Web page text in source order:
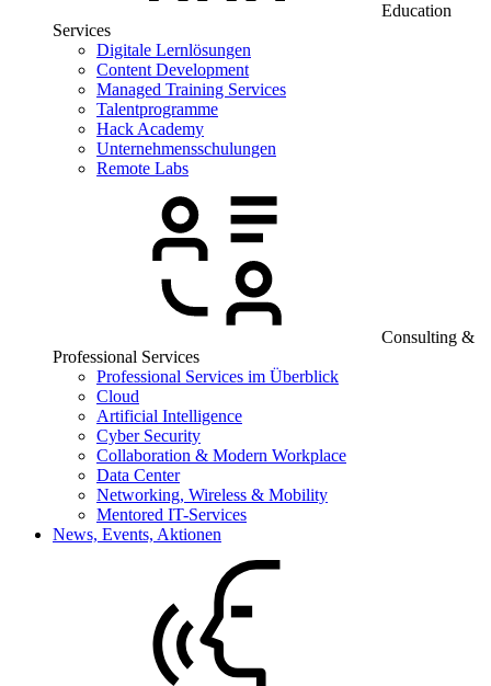
Education
Services
Digitale Lernlösungen
Content Development
Managed Training Services
Talentprogramme
Hack Academy
Unternehmensschulungen
Remote Labs
Consulting &
Professional Services
Professional Services im Überblick
Cloud
Artificial Intelligence
Cyber Security
Collaboration & Modern Workplace
Data Center
Networking, Wireless & Mobility
Mentored IT-Services
News, Events, Aktionen